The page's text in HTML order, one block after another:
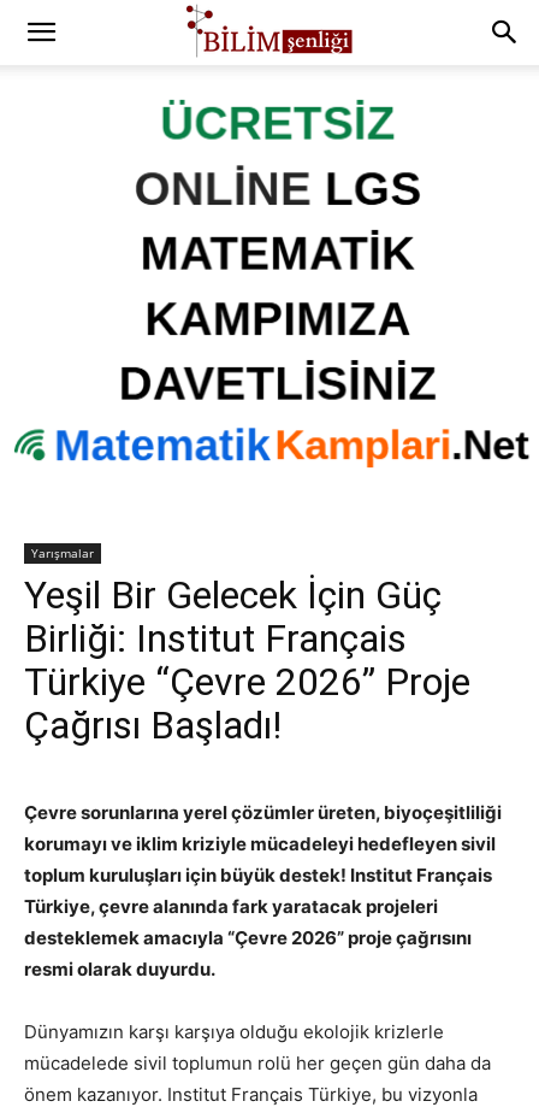
Yarışmalar
Yeşil Bir Gelecek İçin Güç
Birliği: Institut Français
Türkiye “Çevre 2026” Proje
Çağrısı Başladı!
Çevre sorunlarına yerel çözümler üreten, biyoçeşitliliği
korumayı ve iklim kriziyle mücadeleyi hedefleyen sivil
toplum kuruluşları için büyük destek! Institut Français
Türkiye, çevre alanında fark yaratacak projeleri
desteklemek amacıyla “Çevre 2026” proje çağrısını
resmi olarak duyurdu.
Dünyamızın karşı karşıya olduğu ekolojik krizlerle
mücadelede sivil toplumun rolü her geçen gün daha da
önem kazanıyor. Institut Français Türkiye, bu vizyonla